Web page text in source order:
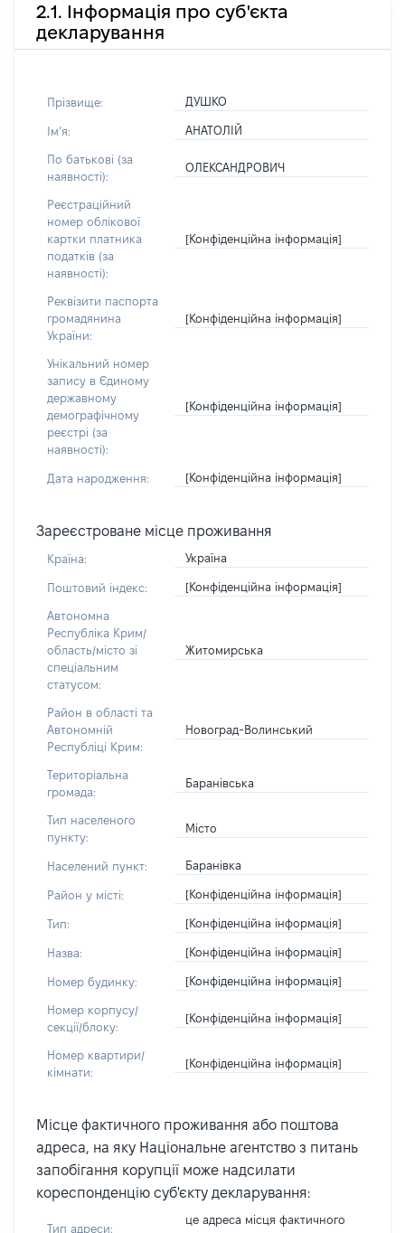
2.1. Інформація про суб'єкта
декларування
Прізвище: ДУШКО
Імʼя: АНАТОЛІЙ
По батькові (за
наявності):
ОЛЕКСАНДРОВИЧ
Реєстраційний
номер облікової
картки платника
податків (за
наявності):
[Конфіденційна інформація]
Реквізити паспорта
громадянина
України:
[Конфіденційна інформація]
Унікальний номер
запису в Єдиному
державному
демографічному
реєстрі (за
наявності):
[Конфіденційна інформація]
Дата народження: [Конфіденційна інформація]
Зареєстроване місце проживання
Країна: Україна
Поштовий індекс: [Конфіденційна інформація]
Автономна
Республіка Крим/
область/місто зі
спеціальним
статусом:
Житомирська
Район в області та
Автономній
Республіці Крим:
Новоград-Волинський
Територіальна
громада:
Баранівська
Тип населеного
пункту:
Місто
Населений пункт: Баранівка
Район у місті: [Конфіденційна інформація]
Тип: [Конфіденційна інформація]
Назва: [Конфіденційна інформація]
Номер будинку: [Конфіденційна інформація]
Номер корпусу/
секції/блоку:
[Конфіденційна інформація]
Номер квартири/
кімнати:
[Конфіденційна інформація]
Місце фактичного проживання або поштова
адреса, на яку Національне агентство з питань
запобігання корупції може надсилати
кореспонденцію суб'єкту декларування:
Тип адреси:
це адреса місця фактичного